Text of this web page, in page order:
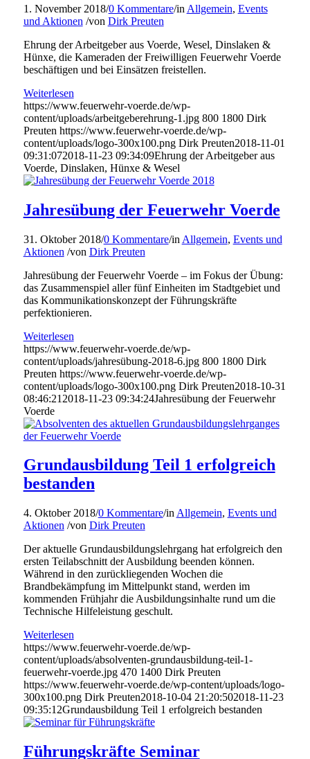
1. November 2018/0 Kommentare/in Allgemein, Events
und Aktionen /von Dirk Preuten
Ehrung der Arbeitgeber aus Voerde, Wesel, Dinslaken &
Hünxe, die Kameraden der Freiwilligen Feuerwehr Voerde
beschäftigen und bei Einsätzen freistellen.
Weiterlesen
https://www.feuerwehr-voerde.de/wp-
content/uploads/arbeitgeberehrung-1.jpg 800 1800 Dirk
Preuten https://www.feuerwehr-voerde.de/wp-
content/uploads/logo-300x100.png Dirk Preuten2018-11-01
09:31:072018-11-23 09:34:09Ehrung der Arbeitgeber aus
Voerde, Dinslaken, Hünxe & Wesel
Jahresübung der Feuerwehr Voerde
31. Oktober 2018/0 Kommentare/in Allgemein, Events und
Aktionen /von Dirk Preuten
Jahresübung der Feuerwehr Voerde – im Fokus der Übung:
das Zusammenspiel aller fünf Einheiten im Stadtgebiet und
das Kommunikationskonzept der Führungskräfte
perfektionieren.
Weiterlesen
https://www.feuerwehr-voerde.de/wp-
content/uploads/jahresübung-2018-6.jpg 800 1800 Dirk
Preuten https://www.feuerwehr-voerde.de/wp-
content/uploads/logo-300x100.png Dirk Preuten2018-10-31
08:46:21 2018-11-23 09:34:24Jahresübung der Feuerwehr
Voerde
Grundausbildung Teil 1 erfolgreich
bestanden
4. Oktober 2018/0 Kommentare/in Allgemein, Events und
Aktionen /von Dirk Preuten
Der aktuelle Grundausbildungslehrgang hat erfolgreich den
ersten Teilabschnitt der Ausbildung beenden können.
Während in den zurückliegenden Wochen die
Brandbekämpfung im Mittelpunkt stand, werden im
kommenden Frühjahr die Ausbildungsinhalte rund um die
Technische Hilfeleistung geschult.
Weiterlesen
https://www.feuerwehr-voerde.de/wp-
content/uploads/absolventen-grundausbildung-teil-1-
feuerwehr-voerde.jpg 470 1400 Dirk Preuten
https://www.feuerwehr-voerde.de/wp-content/uploads/logo-
300x100.png Dirk Preuten2018-10-04 21:20:502018-11-23
09:35:12Grundausbildung Teil 1 erfolgreich bestanden
Führungskräfte Seminar